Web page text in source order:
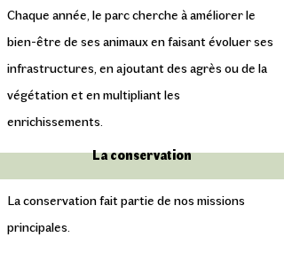
La conservation fait partie de nos missions
principales.
Chaque année, le parc cherche à améliorer le
bien-être de ses animaux en faisant évoluer ses
infrastructures, en ajoutant des agrès ou de la
végétation et en multipliant les
enrichissements.
La conservation